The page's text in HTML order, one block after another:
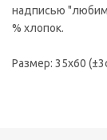
надписью
% хлопок.
Размер: 35х60